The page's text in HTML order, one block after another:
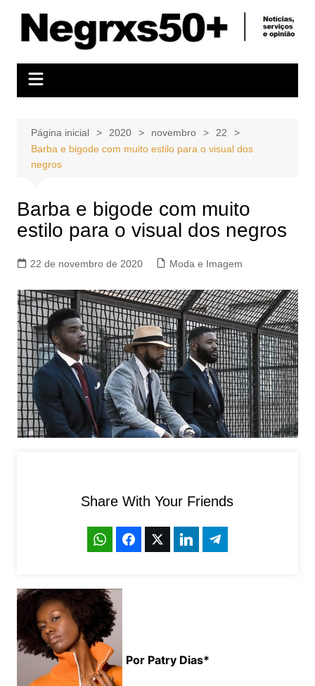
conteúdo
Página inicial 2020 novembro
22
Barba e bigode com muito estilo para o visual dos
negros
Barba e bigode com muito
estilo para o visual dos negros
22 de novembro de 2020 Moda e Imagem
Share With Your Friends
Por Patry Dias*